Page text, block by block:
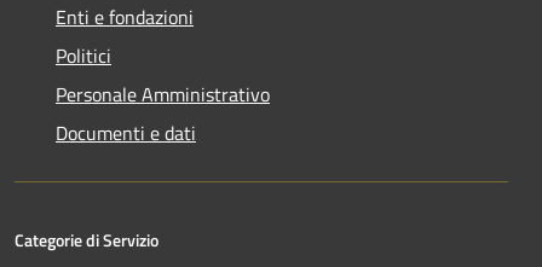
Enti e fondazioni
Politici
Personale Amministrativo
Documenti e dati
Categorie di Servizio